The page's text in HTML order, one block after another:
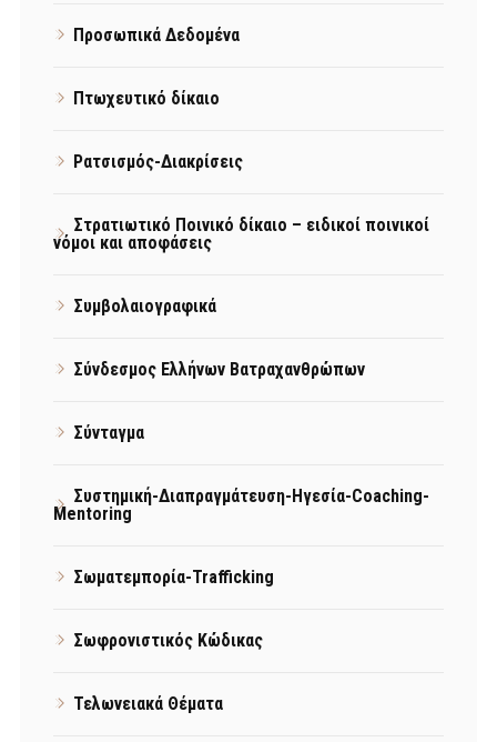
Προσωπικά Δεδομένα
Πτωχευτικό δίκαιο
Ρατσισμός-Διακρίσεις
Στρατιωτικό Ποινικό δίκαιο – ειδικοί ποινικοί
νόμοι και αποφάσεις
Συμβολαιογραφικά
Σύνδεσμος Ελλήνων Βατραχανθρώπων
Σύνταγμα
Συστημική-Διαπραγμάτευση-Ηγεσία-Coaching-
Mentoring
Σωματεμπορία-Trafficking
Σωφρονιστικός Κώδικας
Τελωνειακά Θέματα